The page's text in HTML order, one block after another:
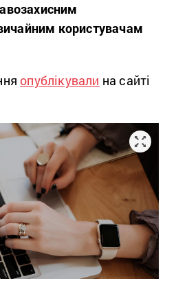
користувачам
опублікували на сайті